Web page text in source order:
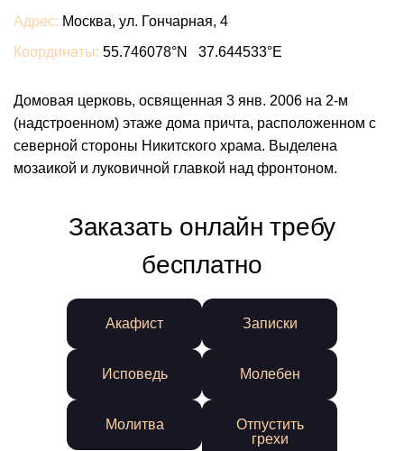
Адрес: Москва, ул. Гончарная, 4
Координаты: 55.746078°N 37.644533°E
Домовая церковь, освященная 3 янв. 2006 на 2-м
(надстроенном) этаже дома причта, расположенном с
северной стороны Никитского храма. Выделена
мозаикой и луковичной главкой над фронтоном.
Заказать онлайн требу
бесплатно
Акафист Записки
Исповедь Молебен
Молитва
Отпустить
грехи